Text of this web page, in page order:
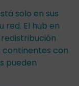
solo en sus
red. El hub en
con
pueden